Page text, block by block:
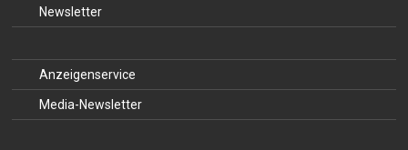
Newsletter
Anzeigenservice
Media-Newsletter